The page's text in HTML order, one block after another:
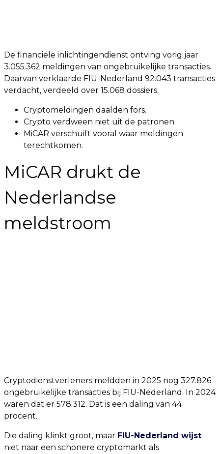
De financiële inlichtingendienst ontving vorig jaar
3.055.362 meldingen van ongebruikelijke transacties.
Daarvan verklaarde FIU-Nederland 92.043 transacties
verdacht, verdeeld over 15.068 dossiers.
Cryptomeldingen daalden fors.
Crypto verdween niet uit de patronen.
MiCAR verschuift vooral waar meldingen
terechtkomen.
MiCAR drukt de
Nederlandse
meldstroom
Cryptodienstverleners meldden in 2025 nog 327.826
ongebruikelijke transacties bij FIU-Nederland. In 2024
waren dat er 578.312. Dat is een daling van 44
procent.
Die daling klinkt groot, maar FIU-Nederland wijst
niet naar een schonere cryptomarkt als